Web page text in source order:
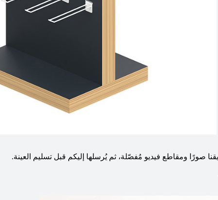
صورًا ومقاطع فيديو مُفصّلة، ثم يُرسلها إليكم قبل تسليم العينة.